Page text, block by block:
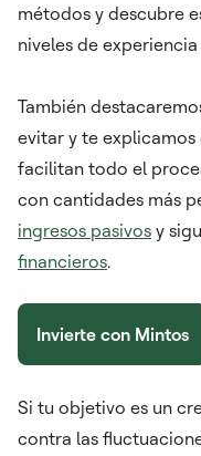
métodos y descubre
niveles de
También
evitar y te
facilitan todo el
con cantidades más
ingresos pasivos y
financieros.
Invierte con Mintos
Si tu objetivo es un
contra las